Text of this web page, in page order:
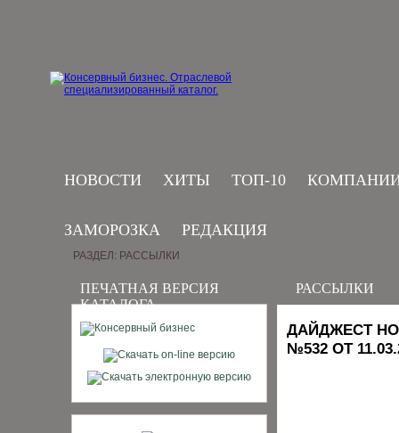
НОВОСТИ ХИТЫ ТОП-10
ЗАМОРОЗКА РЕДАКЦИЯ
ПЕЧАТНАЯ ВЕРСИЯ
КАТАЛОГА
РАЗДЕЛ: РАССЫЛКИ
РАССЫЛКИ
ДАЙДЖЕСТ
№532 ОТ